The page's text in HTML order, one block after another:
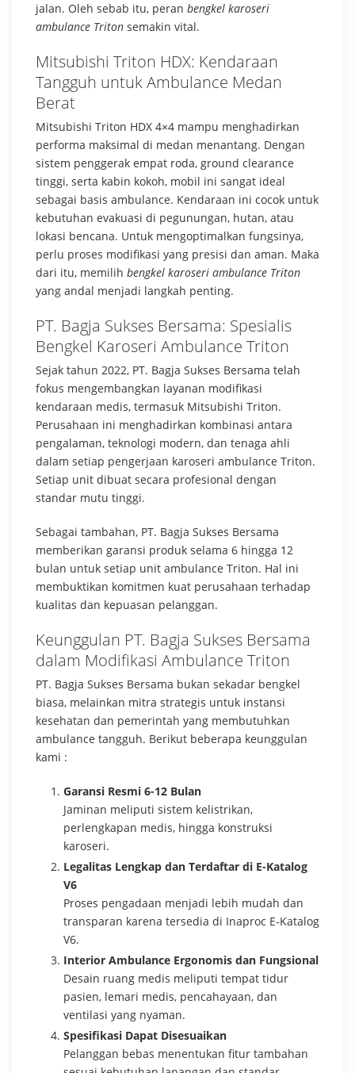
jalan. Oleh sebab itu, peran bengkel karoseri
ambulance Triton semakin vital.
Mitsubishi Triton HDX: Kendaraan
Tangguh untuk Ambulance Medan
Berat
Mitsubishi Triton HDX 4×4 mampu menghadirkan
performa maksimal di medan menantang. Dengan
sistem penggerak empat roda, ground clearance
tinggi, serta kabin kokoh, mobil ini sangat ideal
sebagai basis ambulance. Kendaraan ini cocok untuk
kebutuhan evakuasi di pegunungan, hutan, atau
lokasi bencana. Untuk mengoptimalkan fungsinya,
perlu proses modifikasi yang presisi dan aman. Maka
dari itu, memilih bengkel karoseri ambulance Triton
yang andal menjadi langkah penting.
PT. Bagja Sukses Bersama: Spesialis
Bengkel Karoseri Ambulance Triton
Sejak tahun 2022, PT. Bagja Sukses Bersama telah
fokus mengembangkan layanan modifikasi
kendaraan medis, termasuk Mitsubishi Triton.
Perusahaan ini menghadirkan kombinasi antara
pengalaman, teknologi modern, dan tenaga ahli
dalam setiap pengerjaan karoseri ambulance Triton.
Setiap unit dibuat secara profesional dengan
standar mutu tinggi.
Sebagai tambahan, PT. Bagja Sukses Bersama
memberikan garansi produk selama 6 hingga 12
bulan untuk setiap unit ambulance Triton. Hal ini
membuktikan komitmen kuat perusahaan terhadap
kualitas dan kepuasan pelanggan.
Keunggulan PT. Bagja Sukses Bersama
dalam Modifikasi Ambulance Triton
PT. Bagja Sukses Bersama bukan sekadar bengkel
biasa, melainkan mitra strategis untuk instansi
kesehatan dan pemerintah yang membutuhkan
ambulance tangguh. Berikut beberapa keunggulan
kami :
Garansi Resmi 6-12 Bulan
Jaminan meliputi sistem kelistrikan,
perlengkapan medis, hingga konstruksi
karoseri.
Legalitas Lengkap dan Terdaftar di E-Katalog
V6
Proses pengadaan menjadi lebih mudah dan
transparan karena tersedia di Inaproc E-Katalog
V6.
Interior Ambulance Ergonomis dan Fungsional
Desain ruang medis meliputi tempat tidur
pasien, lemari medis, pencahayaan, dan
ventilasi yang nyaman.
Spesifikasi Dapat Disesuaikan
Pelanggan bebas menentukan fitur tambahan